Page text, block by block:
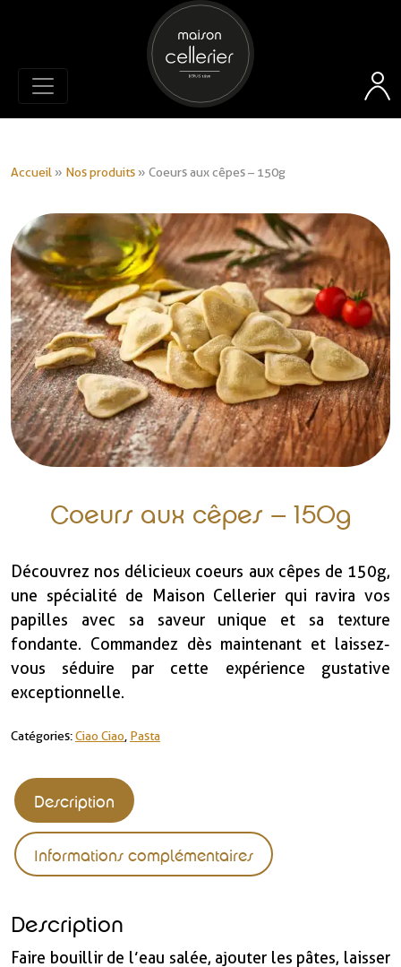
Accueil » Nos produits » Coeurs aux cêpes – 150g
Coeurs aux cêpes – 150g
Découvrez nos délicieux coeurs aux cêpes de 150g,
une spécialité de Maison Cellerier qui ravira vos
papilles avec sa saveur unique et sa texture
fondante. Commandez dès maintenant et laissez-
vous séduire par cette expérience gustative
exceptionnelle.
Catégories :Ciao Ciao Pasta
Description
Informations complémentaires
Description
Faire bouillir de l’eau salée, ajouter les pâtes, laisser